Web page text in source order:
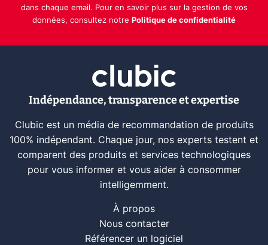
dans chaque email. Pour en savoir plus sur la gestion de vos
données, consultez notre Politique de confidentialité
Indépendance, transparence et expertise
Clubic est un média de recommandation de produits
100% indépendant. Chaque jour, nos experts testent et
comparent des produits et services technologiques
pour vous informer et vous aider à consommer
intelligemment.
À propos
Nous contacter
Référencer un logiciel